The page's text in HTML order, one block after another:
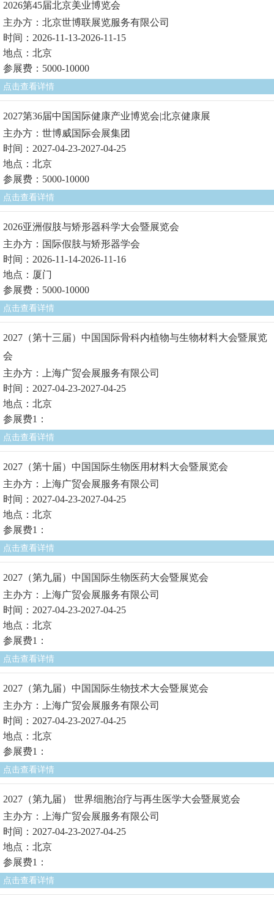
2026第45届北京美业博览会
主办方：北京世博联展览服务有限公司
时间：2026-11-13-2026-11-15
地点：北京
参展费：5000-10000
点击查看详情
2027第36届中国国际健康产业博览会|北京健康展
主办方：世博威国际会展集团
时间：2027-04-23-2027-04-25
地点：北京
参展费：5000-10000
点击查看详情
2026亚洲假肢与矫形器科学大会暨展览会
主办方：国际假肢与矫形器学会
时间：2026-11-14-2026-11-16
地点：厦门
参展费：5000-10000
点击查看详情
2027（第十三届）中国国际骨科内植物与生物材料大会暨展览
会
主办方：上海广贸会展服务有限公司
时间：2027-04-23-2027-04-25
地点：北京
参展费1：
点击查看详情
2027（第十届）中国国际生物医用材料大会暨展览会
主办方：上海广贸会展服务有限公司
时间：2027-04-23-2027-04-25
地点：北京
参展费1：
点击查看详情
2027（第九届）中国国际生物医药大会暨展览会
主办方：上海广贸会展服务有限公司
时间：2027-04-23-2027-04-25
地点：北京
参展费1：
点击查看详情
2027（第九届）中国国际生物技术大会暨展览会
主办方：上海广贸会展服务有限公司
时间：2027-04-23-2027-04-25
地点：北京
参展费1：
点击查看详情
2027（第九届） 世界细胞治疗与再生医学大会暨展览会
主办方：上海广贸会展服务有限公司
时间：2027-04-23-2027-04-25
地点：北京
参展费1：
点击查看详情